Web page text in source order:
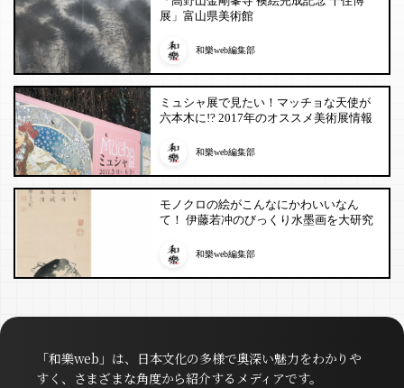
展」富山県美術館
和樂web編集部
ミュシャ展で見たい！マッチョな天使が
六本木に!? 2017年のオススメ美術展情報
和樂web編集部
モノクロの絵がこんなにかわいいなん
て！ 伊藤若冲のびっくり水墨画を大研究
和樂web編集部
「和樂web」は、日本文化の多様で奥深い魅力をわかりや
すく、さまざまな角度から紹介するメディアです。